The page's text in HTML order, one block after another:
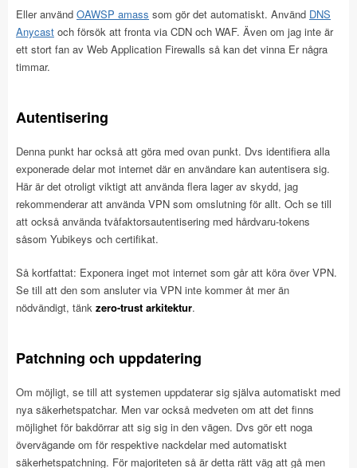
Eller använd OAWSP amass som gör det automatiskt. Använd DNS
Anycast och försök att fronta via CDN och WAF. Även om jag inte är
ett stort fan av Web Application Firewalls så kan det vinna Er några
timmar.
Autentisering
Denna punkt har också att göra med ovan punkt. Dvs identifiera alla
exponerade delar mot internet där en användare kan autentisera sig.
Här är det otroligt viktigt att använda flera lager av skydd, jag
rekommenderar att använda VPN som omslutning för allt. Och se till
att också använda tvåfaktorsautentisering med hårdvaru-tokens
såsom Yubikeys och certifikat.
Så kortfattat: Exponera inget mot internet som går att köra över VPN.
Se till att den som ansluter via VPN inte kommer åt mer än
nödvändigt, tänk zero-trust arkitektur.
Patchning och uppdatering
Om möjligt, se till att systemen uppdaterar sig själva automatiskt med
nya säkerhetspatchar. Men var också medveten om att det finns
möjlighet för bakdörrar att sig sig in den vägen. Dvs gör ett noga
övervägande om för respektive nackdelar med automatiskt
säkerhetspatchning. För majoriteten så är detta rätt väg att gå men